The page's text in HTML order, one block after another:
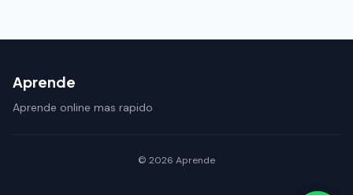
Aprende
Aprende online mas rapido
© 2026 Aprende